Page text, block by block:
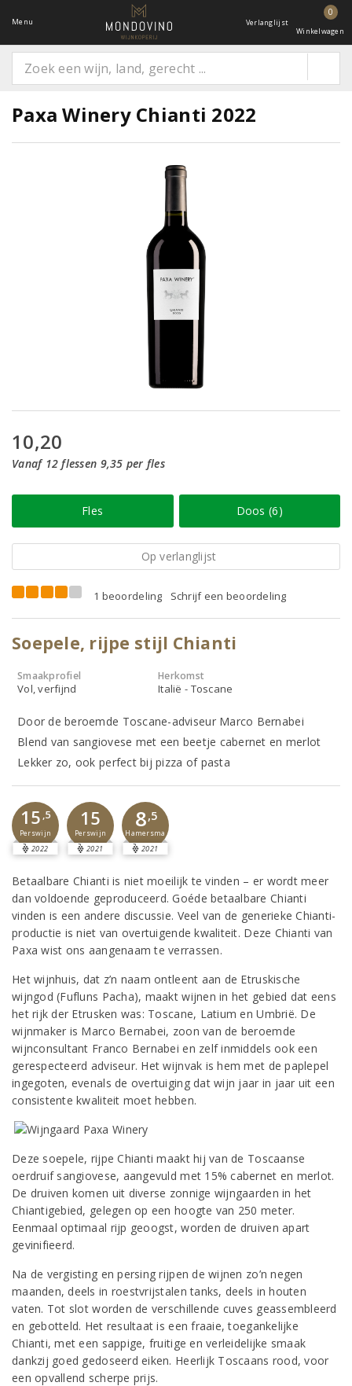
Menu Verlanglijst
0
Winkelwagen
Paxa Winery Chianti 2022
10,20
Vanaf 12 flessen 9,35 per fles
Fles Doos (6)
Op verlanglijst
1 beoordeling Schrijf een beoordeling
Soepele, rijpe stijl Chianti
Smaakprofiel
Vol, verfijnd
Herkomst
Italië - Toscane
Door de beroemde Toscane-adviseur Marco Bernabei
Blend van sangiovese met een beetje cabernet en merlot
Lekker zo, ook perfect bij pizza of pasta
15 ,5
Perswijn
2022
15
Perswijn
2021
8,5
Hamersma
2021
Betaalbare Chianti is niet moeilijk te vinden – er wordt meer
dan voldoende geproduceerd. Goéde betaalbare Chianti
vinden is een andere discussie. Veel van de generieke Chianti-
productie is niet van overtuigende kwaliteit. Deze Chianti van
Paxa wist ons aangenaam te verrassen.
Het wijnhuis, dat z’n naam ontleent aan de Etruskische
wijngod (Fufluns Pacha), maakt wijnen in het gebied dat eens
het rijk der Etrusken was: Toscane, Latium en Umbrië. De
wijnmaker is Marco Bernabei, zoon van de beroemde
wijnconsultant Franco Bernabei en zelf inmiddels ook een
gerespecteerd adviseur. Het wijnvak is hem met de paplepel
ingegoten, evenals de overtuiging dat wijn jaar in jaar uit een
consistente kwaliteit moet hebben.
Deze soepele, rijpe Chianti maakt hij van de Toscaanse
oerdruif sangiovese, aangevuld met 15% cabernet en merlot.
De druiven komen uit diverse zonnige wijngaarden in het
Chiantigebied, gelegen op een hoogte van 250 meter.
Eenmaal optimaal rijp geoogst, worden de druiven apart
gevinifieerd.
Na de vergisting en persing rijpen de wijnen zo’n negen
maanden, deels in roestvrijstalen tanks, deels in houten
vaten. Tot slot worden de verschillende cuves geassembleerd
en gebotteld. Het resultaat is een fraaie, toegankelijke
Chianti, met een sappige, fruitige en verleidelijke smaak
dankzij goed gedoseerd eiken. Heerlijk Toscaans rood, voor
een opvallend scherpe prijs.